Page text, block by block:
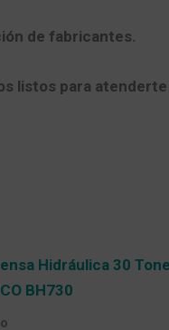
de fabricantes.
listos para